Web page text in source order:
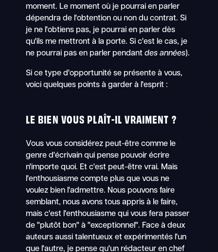
moment. Le moment où je pourrai en parler
dépendra de l'obtention ou non du contrat. Si
je ne l'obtiens pas, je pourrai en parler dès
qu'ils me mettront à la porte. Si c'est le cas, je
ne pourrai pas en parler pendant des années).
Si ce type d'opportunité se présente à vous,
voici quelques points à garder à l'esprit :
LE BIEN VOUS PLAÎT-IL VRAIMENT ?
Vous vous considérez peut-être comme le
genre d'écrivain qui pense pouvoir écrire
n'importe quoi. Et c'est peut-être vrai. Mais
l'enthousiasme compte plus que vous ne
voulez bien l'admettre. Nous pouvons faire
semblant, nous avons tous appris à le faire,
mais c'est l'enthousiasme qui vous fera passer
de "plutôt bon" à "exceptionnel". Face à deux
auteurs aussi talentueux et expérimentés l'un
que l'autre, je pense qu'un rédacteur en chef